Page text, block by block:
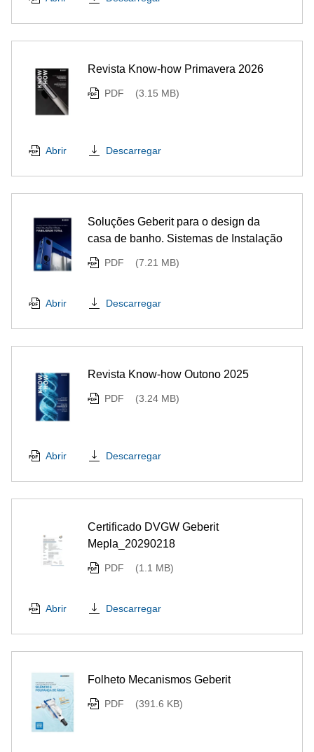
Revista Know-how Primavera 2026
PDF (3.15 MB)
Abrir Descarregar
Soluções Geberit para o design da
casa de banho. Sistemas de Instalação
PDF (7.21 MB)
Abrir Descarregar
Revista Know-how Outono 2025
PDF (3.24 MB)
Abrir Descarregar
Certificado DVGW Geberit
Mepla_20290218
PDF (1.1 MB)
Abrir Descarregar
Folheto Mecanismos Geberit
PDF (391.6 KB)